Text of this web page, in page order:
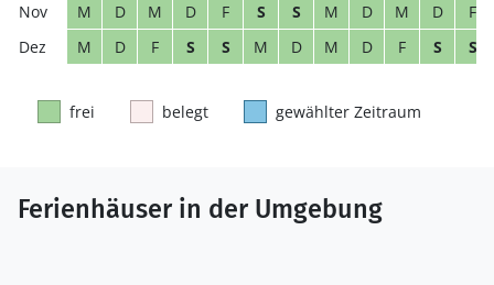
M D M D F S S M D M D
F
M
D F S S M D M D F S S
frei belegt gewählter Zeitraum
Ferienhäuser in der Umgebung